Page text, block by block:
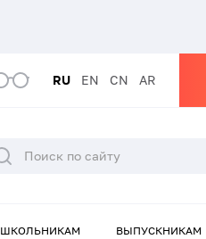
RU EN CN AR
ШКОЛЬНИКАМ ВЫПУСКНИКАМ